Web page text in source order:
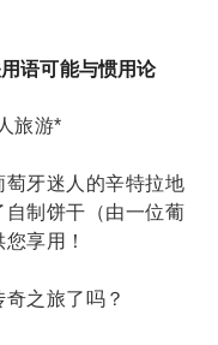
语可能与惯用论
旅游*
牙迷人的辛特拉地
自制饼干（由一位葡
享用！
之旅了吗？